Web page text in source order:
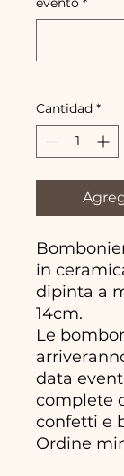
Cantidad *
in
dipinta a
14cm.
Le
data
complete
confetti e
Ordine